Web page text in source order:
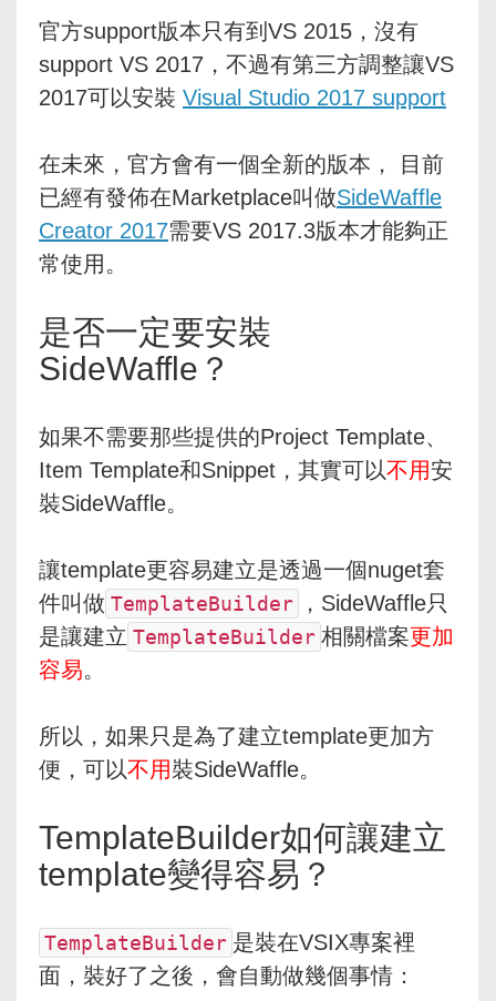
官方support版本只有到VS 2015，沒有
support VS 2017，不過有第三方調整讓VS
2017可以安裝 Visual Studio 2017 support
在未來，官方會有一個全新的版本， 目前
已經有發佈在Marketplace叫做SideWaffle
Creator 2017需要VS 2017.3版本才能夠正
常使用。
是否一定要安裝
SideWaffle？
如果不需要那些提供的Project Template、
Item Template和Snippet，其實可以不用安
裝SideWaffle。
讓template更容易建立是透過一個nuget套
件叫做 TemplateBuilder
，SideWaffle只
是讓建立 TemplateBuilder 相關檔案更加
容易。
所以，如果只是為了建立template更加方
便，可以不用裝SideWaffle。
TemplateBuilder如何讓建立
template變得容易？
TemplateBuilder 是裝在VSIX專案裡
面，裝好了之後，會自動做幾個事情：